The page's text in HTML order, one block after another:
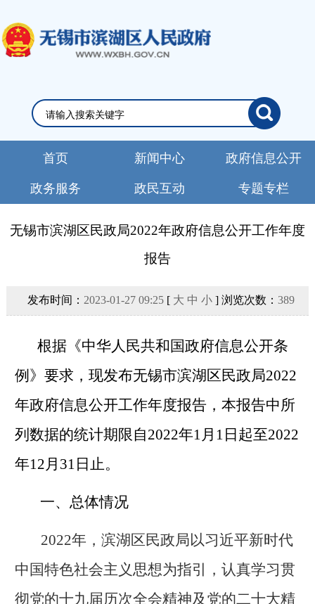
首页 新闻中心 政府信息公开
政务服务 政民互动 专题专栏
无锡市滨湖区民政局2022年政府信息公开工作年度
报告
发布时间： 2023-01-27 09:25[ 大 中 小] 浏览次数： 389
根据《中华人民共和国政府信息公开条
例》要求，现发布无锡市滨湖区民政局2022
年政府信息公开工作年度报告，本报告中所
列数据的统计期限自2022年1月 1 日起至2022
年12月 31 日止。
一、总体情况
2022年，滨湖区民政局以习近平新时代
中国特色社会主义思想为指引，认真学习贯
彻党的十九届历次全会精神及党的二十大精